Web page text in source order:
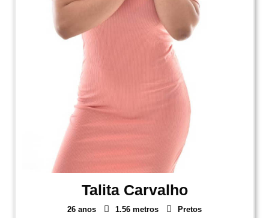
Talita Carvalho
26 anos 1.56 metros Pretos